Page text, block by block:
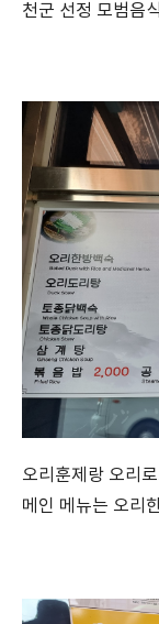
천군 선정 모범음
오리훈제랑 오리
메인 메뉴는 오리